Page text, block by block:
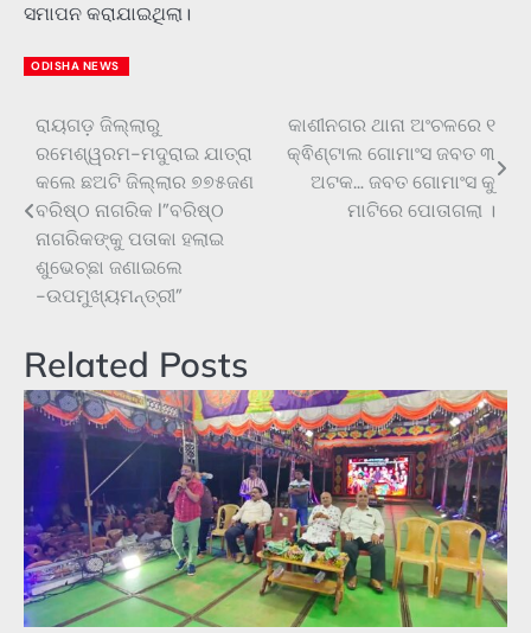
ସମାପନ କରାଯାଇଥିଲା।
ODISHA NEWS
Post
navigation
ରାୟଗଡ଼ ଜିଲ୍ଲାରୁ
ରମେଶ୍ୱରମ-ମଦୁରାଇ ଯାତ୍ରା
କଲେ ଛଅଟି ଜିଲ୍ଲାର ୭୭୫ଜଣ
ବରିଷ୍ଠ ନାଗରିକ l”ବରିଷ୍ଠ
ନାଗରିକଙ୍କୁ ପତାକା ହଲାଇ
ଶୁଭେଚ୍ଛା ଜଣାଇଲେ
-ଉପମୁଖ୍ୟମନ୍ତ୍ରୀ”
କାଶୀନଗର ଥାନା ଅଂଚଳରେ ୧
କ୍ଵିଣ୍ଟାଲ ଗୋମାଂସ ଜବତ ୩
ଅଟକ… ଜବତ ଗୋମାଂସ କୁ
ମାଟିରେ ପୋତାଗଲା ।
Related Posts